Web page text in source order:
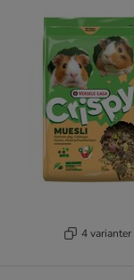
4 varianter